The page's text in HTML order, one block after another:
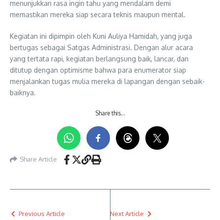
menunjukkan rasa ingin tahu yang mendalam demi
memastikan mereka siap secara teknis maupun mental.
Kegiatan ini dipimpin oleh Kuni Auliya Hamidah, yang juga
bertugas sebagai Satgas Administrasi. Dengan alur acara
yang tertata rapi, kegiatan berlangsung baik, lancar, dan
ditutup dengan optimisme bahwa para enumerator siap
menjalankan tugas mulia mereka di lapangan dengan sebaik-
baiknya.
Share this…
Share Article
Previous Article Next Article